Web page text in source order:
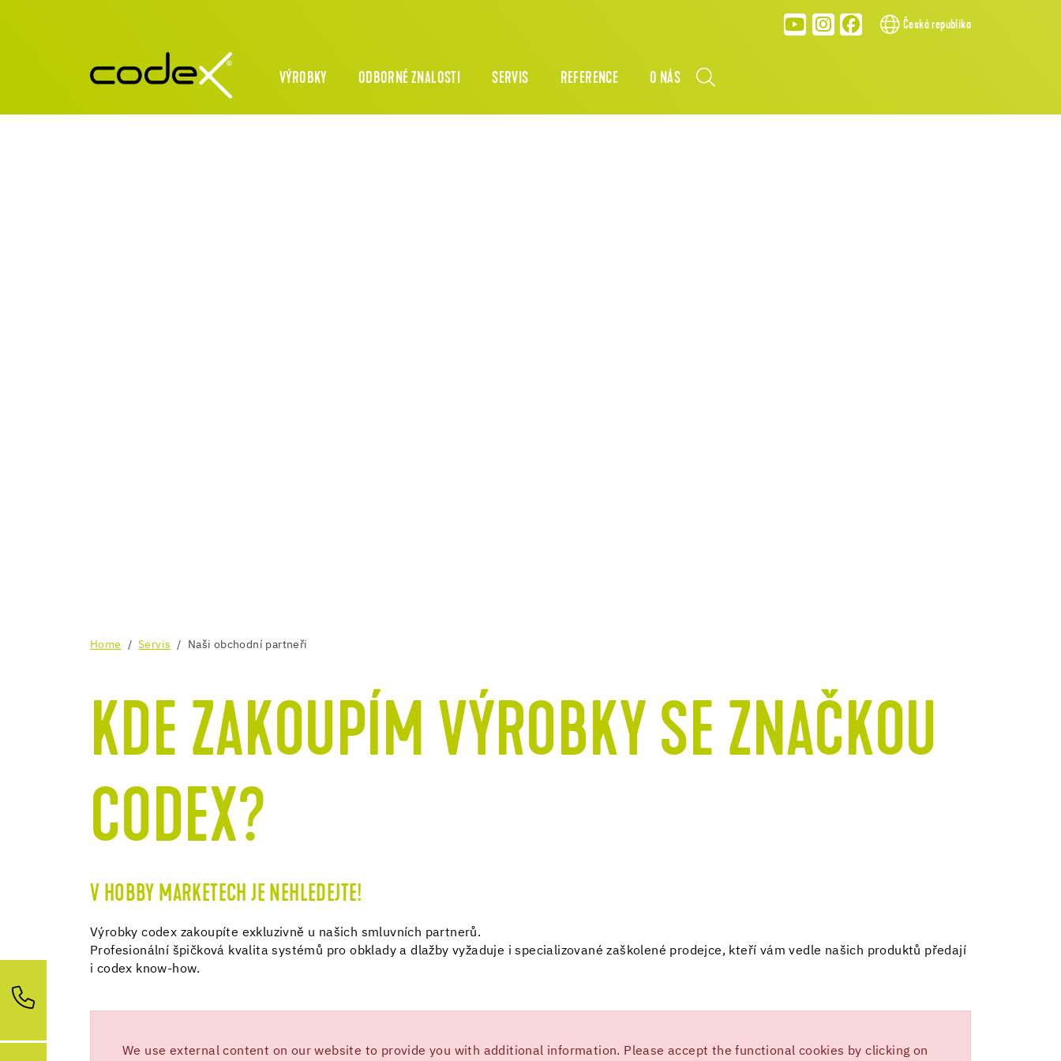
Česká republika
VÝROBKY ODBORNÉ ZNALOSTI SERVIS REFERENCE O NÁS
Home Servis Naši obchodní partneři
KDE ZAKOUPÍM VÝROBKY SE ZNAČKOU
CODEX?
V HOBBY MARKETECH JE NEHLEDEJTE!
Výrobky codex zakoupíte exkluzivně u našich smluvních partnerů.
Profesionální špičková kvalita systémů pro obklady a dlažby vyžaduje i specializované zaškolené prodejce, kteří vám vedle našich produktů předají
i codex know-how.
We use external content on our website to provide you with additional information. Please accept the functional cookies by clicking on